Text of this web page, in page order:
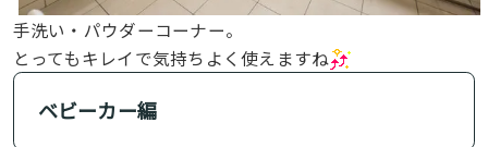
手洗い・パウダーコーナー。
とってもキレイで気持ちよく使えますね
ベビーカー編